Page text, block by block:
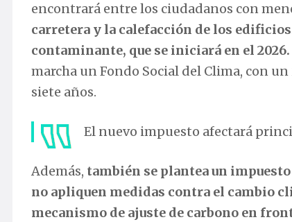
encontrará entre los ciudadanos con
carretera y la calefacción de los
contaminante, que se iniciará en el 2026.
marcha un Fondo Social del Clima, con
siete años.
El nuevo impuesto afectará
Además, también se plantea un
no apliquen medidas contra el cambio
mecanismo de ajuste de carbono en